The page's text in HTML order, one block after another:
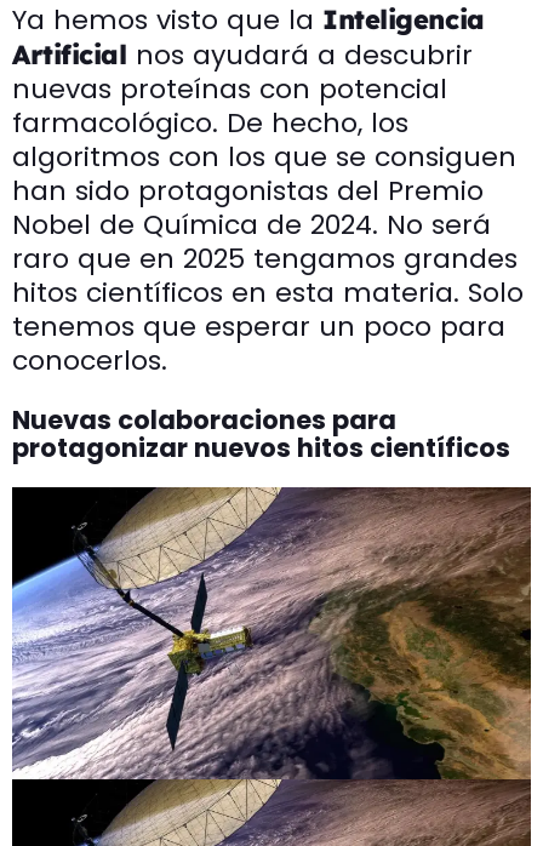
Ya hemos visto que la Inteligencia
Artificial nos ayudará a descubrir
nuevas proteínas con potencial
farmacológico. De hecho, los
algoritmos con los que se consiguen
han sido protagonistas del Premio
Nobel de Química de 2024. No será
raro que en 2025 tengamos grandes
hitos científicos en esta materia. Solo
tenemos que esperar un poco para
conocerlos.
Nuevas colaboraciones para
protagonizar nuevos hitos científicos